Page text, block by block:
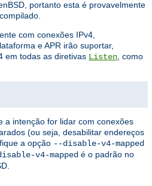
portanto esta é provavelmente
com conexões IPv4,
e APR irão suportar,
em todas as diretivas Listen , como
a intenção for lidar com conexões
(ou seja, desabilitar endereços
a opção --disable-v4-mapped
v4-mapped é o padrão no